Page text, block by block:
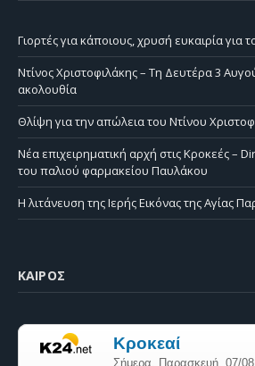
Γιορτές για κάποιους, χρυσή ευκαιρία για
Ντίνος Χριστοφιλάκης – Τη Δευτέρα 3
ακολουθία
Θλίψη για την απώλεια του Ντίνου
Νέα επιχειρηματική αρχή στις Κροκεές –
του παλιού φαρμακείου Παυλάκου
Η λιτάνευση της Ιερής Εικόνας της Αγίας
ΚΑΙΡΌΣ